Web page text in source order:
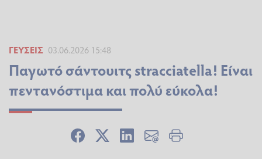
ΓΕΎΣΕΙΣ 03.06.2026 15:48
Παγωτό σάντουιτς stracciatella! Είναι
πεντανόστιμα και πολύ εύκολα!